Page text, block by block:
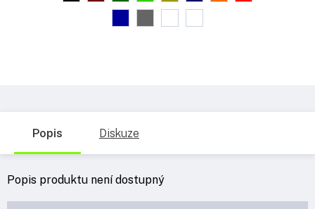
Popis Diskuze
Popis produktu není dostupný